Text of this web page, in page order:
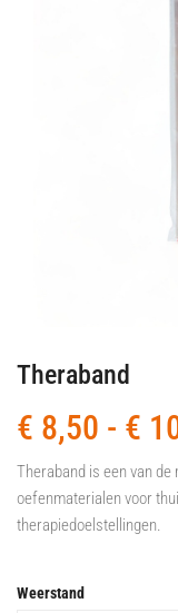
Theraband
€ 8,50 - €
Theraband is een van
oefenmaterialen voor
therapiedoelstellingen.
Weerstand